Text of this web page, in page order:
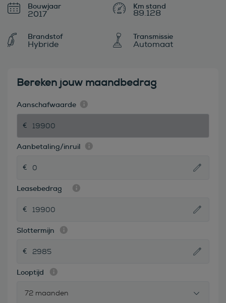
Bouwjaar
2017 89.128
Brandstof
Hybride
Transmissie
Automaat
Bereken jouw maandbedrag
Aanschafwaarde
Aanbetaling/inruil
Leasebedrag
Slottermijn
Looptijd
72 maanden